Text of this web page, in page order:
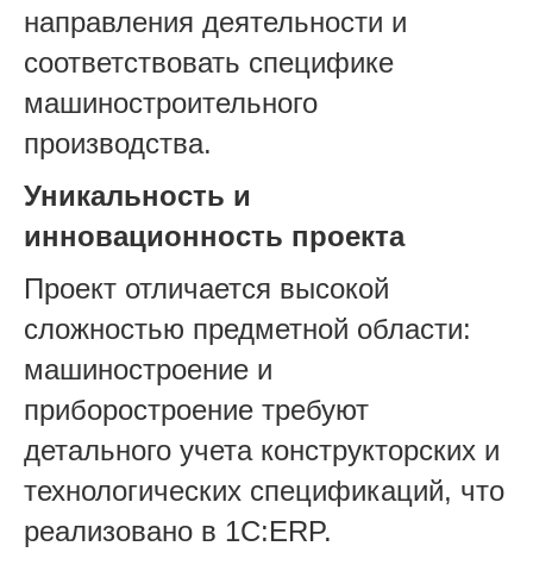
направления деятельности и
соответствовать специфике
машиностроительного
производства.
Уникальность и
инновационность проекта
Проект отличается высокой
сложностью предметной области:
машиностроение и
приборостроение требуют
детального учета конструкторских и
технологических спецификаций, что
реализовано в 1С:ERP.